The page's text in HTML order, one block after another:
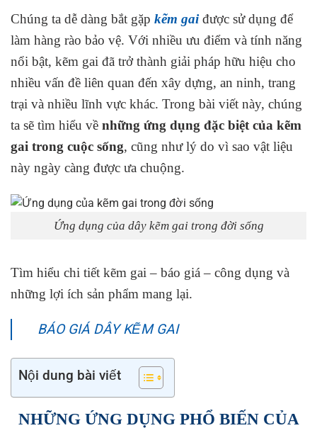
Chúng ta dễ dàng bắt gặp kẽm gaiđược sử dụng để
làm hàng rào bảo vệ. Với nhiều ưu điểm và tính năng
nổi bật, kẽm gai đã trở thành giải pháp hữu hiệu cho
nhiều vấn đề liên quan đến xây dựng, an ninh, trang
trại và nhiều lĩnh vực khác. Trong bài viết này, chúng
ta sẽ tìm hiểu về những ứng dụng đặc biệt của kẽm
gai trong cuộc sống, cũng như lý do vì sao vật liệu
này ngày càng được ưa chuộng.
Ứng dụng của dây kẽm gai trong đời sống
Tìm hiểu chi tiết kẽm gai – báo giá – công dụng và
những lợi ích sản phẩm mang lại.
BÁO GIÁ DÂY KẼM GAI
Nội dung bài viết
NHỮNG ỨNG DỤNG PHỔ BIẾN CỦA